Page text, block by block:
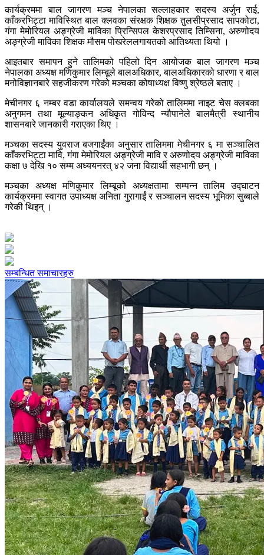
कार्यक्रममा बाल जागरण मञ्च नेपालका सल्लाहकार सदस्य अर्जुन राई,
काँकरभिट्टा माविस्थित बाल क्लवका संरक्षक शिक्षक तुलसीप्रसाद सापकोटा,
गंगा मेमोरियल अङ्ग्रेजी माविका प्रिन्सिपल केशरप्रसाद तिम्सिना, अरुणोदय
अङ्ग्रेजी माविका शिक्षक मौसम पोखरेललगायतको आतिथ्यता थियो ।
आइतबार समापन हुने तालिमको पहिलो दिन आयोजक बाल जागरण मञ्च
नेपालका अध्यक्ष मणिकुमार लिम्बूले बालअधिकार, बालअधिकारको धारणा र बाल
मनोविज्ञानबारे सहजीकरण गरेको मञ्चका कोषाध्यक्ष विष्णु श्रेष्ठले बताए ।
मेचीनगर ६ नम्बर वडा कार्यालयले समन्वय गरेको तालिममा नाइट चेस क्लबका
अनुगमन तथा मूल्याङ्कन अधिकृत गोविन्द न्यौपानेले बालमैत्री स्थानीय
शासनबारे जानकारी गराएका थिए ।
मञ्चका सदस्य युवराज बजगाईंका अनुसार तालिममा मेचीनगर ६ मा सञ्चालित
काँकरभिट्टा मावि, गंगा मेमोरियल अङ्ग्रेजी मावि र अरुणोदय अङ्ग्रेजी माविका
कक्षा ७ देखि १० सम्म अध्ययनरत् ४२ जना विद्यार्थी सहभागी छन् ।
मञ्चका अध्यक्ष मणिकुमार लिम्बूको अध्यक्षतामा सम्पन्न तालिम उद्घाटन
कार्यक्रममा स्वागत उपाध्यक्ष अनिता गुरागाईं र सञ्चालन सदस्य भूमिका सुब्बाले
गरेकी थिइन् ।
सम्बन्धित समाचारहरु